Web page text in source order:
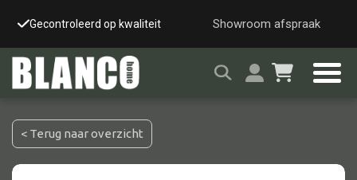
Gecontroleerd op kwaliteit Snelle & veilige
Showroom afspraak
< Terug naar overzicht